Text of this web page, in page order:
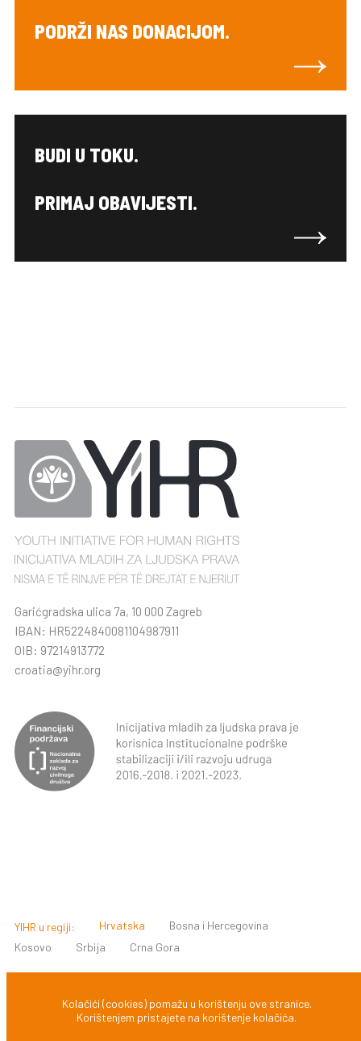
PODRŽI NAS DONACIJOM.
BUDI U TOKU.
PRIMAJ OBAVIJESTI.
Garićgradska ulica 7a, 10 000 Zagreb
IBAN: HR5224840081104987911
OIB: 97214913772
croatia@yihr.org
YIHR u regiji: Hrvatska
Bosna i Hercegovina
Kosovo
Srbija Crna Gora
© 2022 INICIJATIVA MLADIH ZA LJUDSKA PRAVA, ZAGREB,
Kolačići (cookies) pomažu u korištenju ove stranice.
Korištenjem pristajete na korištenje kolačića.